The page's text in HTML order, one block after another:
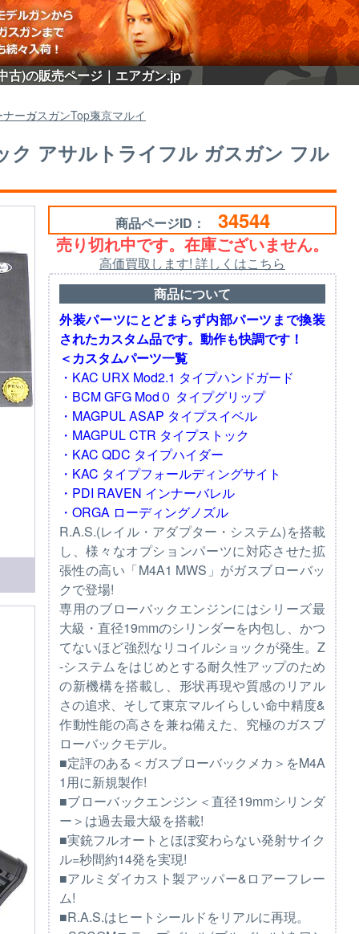
古)の販売ページ｜エアガン.jp
ーガスガンTop東京マルイ
ク アサルトライフル ガスガン フル
商品ページID： 34544
売り切れ中です。在庫ございません。
高価買取します! 詳しくはこちら
商品について
外装パーツにとどまらず内部パーツまで換装
されたカスタム品です。動作も快調です！
＜カスタムパーツ一覧
・KAC URX Mod2.1 タイプハンドガード
・BCM GFG Mod０ タイプグリップ
・MAGPUL ASAP タイプスイベル
・MAGPUL CTR タイプストック
・KAC QDC タイプハイダー
・KAC タイプフォールディングサイト
・PDI RAVEN インナーバレル
・ORGA ローディングノズル
R.A.S.(レイル・アダプター・システム)を搭載
し、様々なオプションパーツに対応させた拡
張性の高い「M4A1 MWS」がガスブローバッ
クで登場!
専用のブローバックエンジンにはシリーズ最
大級・直径19mmのシリンダーを内包し、かつ
てないほど強烈なリコイルショックが発生。Z
-システムをはじめとする耐久性アップのため
の新機構を搭載し、形状再現や質感のリアル
さの追求、そして東京マルイらしい命中精度&
作動性能の高さを兼ね備えた、究極のガスブ
ローバックモデル。
■定評のある＜ガスブローバックメカ＞をM4A
1用に新規製作!
■ブローバックエンジン＜直径19mmシリンダ
ー＞は過去最大級を搭載!
■実銃フルオートとほぼ変わらない発射サイク
ル=秒間約14発を実現!
■アルミダイカスト製アッパー&ロアーフレー
ム!
■R.A.S.はヒートシールドをリアルに再現。